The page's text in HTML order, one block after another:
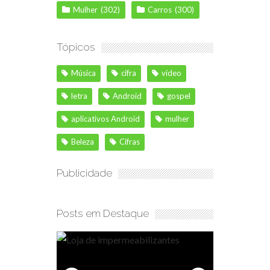
Mulher (302) Carros (300)
Tópicos
Música cifra vídeo
letra Android gospel
aplicativos Android mulher
Beleza Cifras
Publicidade
Posts em Destaque